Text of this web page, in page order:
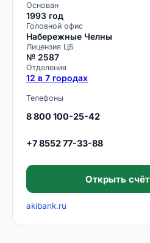
Основан
1993 год
Головной офис
Набережные Челны
Лицензия ЦБ
№ 2587
Отделения
12 в 7 городах
Телефоны
8 800 100-25-42
+7 8552 77-33-88
Открыть
akibank.ru